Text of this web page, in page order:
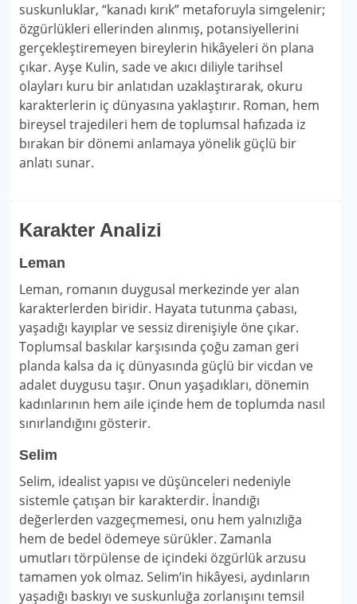
suskunluklar, “kanadı kırık” metaforuyla simgelenir;
özgürlükleri ellerinden alınmış, potansiyellerini
gerçekleştiremeyen bireylerin hikâyeleri ön plana
çıkar. Ayşe Kulin, sade ve akıcı diliyle tarihsel
olayları kuru bir anlatıdan uzaklaştırarak, okuru
karakterlerin iç dünyasına yaklaştırır. Roman, hem
bireysel trajedileri hem de toplumsal hafızada iz
bırakan bir dönemi anlamaya yönelik güçlü bir
anlatı sunar.
Karakter Analizi
Leman
Leman, romanın duygusal merkezinde yer alan
karakterlerden biridir. Hayata tutunma çabası,
yaşadığı kayıplar ve sessiz direnişiyle öne çıkar.
Toplumsal baskılar karşısında çoğu zaman geri
planda kalsa da iç dünyasında güçlü bir vicdan ve
adalet duygusu taşır. Onun yaşadıkları, dönemin
kadınlarının hem aile içinde hem de toplumda nasıl
sınırlandığını gösterir.
Selim
Selim, idealist yapısı ve düşünceleri nedeniyle
sistemle çatışan bir karakterdir. İnandığı
değerlerden vazgeçmemesi, onu hem yalnızlığa
hem de bedel ödemeye sürükler. Zamanla
umutları törpülense de içindeki özgürlük arzusu
tamamen yok olmaz. Selim’in hikâyesi, aydınların
yaşadığı baskıyı ve suskunluğa zorlanışını temsil